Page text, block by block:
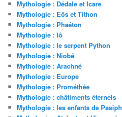
Mythologie : Dédale et Icare
Mythologie : Eôs et Tithon
Mythologie : Phaéton
Mythologie : Iô
Mythologie : le serpent Python
Mythologie : Niobé
Mythologie : Arachné
Mythologie : Europe
Mythologie : Prométhée
Mythologie : châtiments éternels
Mythologie : les enfants de